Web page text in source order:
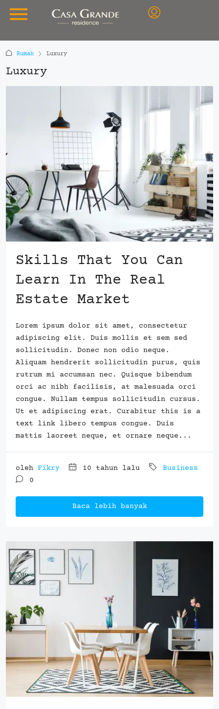
Rumah Luxury
Luxury
Skills That You Can
Learn In The Real
Estate Market
Lorem ipsum dolor sit amet, consectetur
adipiscing elit. Duis mollis et sem sed
sollicitudin. Donec non odio neque.
Aliquam hendrerit sollicitudin purus, quis
rutrum mi accumsan nec. Quisque bibendum
orci ac nibh facilisis, at malesuada orci
congue. Nullam tempus sollicitudin cursus.
Ut et adipiscing erat. Curabitur this is a
text link libero tempus congue. Duis
mattis laoreet neque, et ornare neque...
oleh Fikry 10 tahun lalu
Business
0
Baca lebih banyak